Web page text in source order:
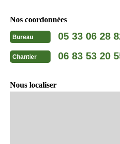
Nos coordonnées
Bureau 05 33 06 28
Chantier 06 83 53 20
Nous localiser